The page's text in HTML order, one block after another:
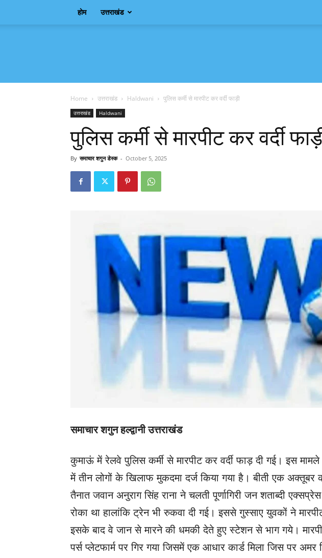
होम उत्तराखंड
Home उत्तराखंड Haldwani पुलिस कर्मी से मारपीट कर वर्दी फाड़ी
उत्तराखंड Haldwani
पुलिस कर्मी से मारपीट कर वर्दी
By समाचार शगुन डेस्क - October 5, 2025
समाचार शगुन हल्द्वानी उत्तराखंड
कुमाऊं में रेलवे पुलिस कर्मी से मारपीट कर वर्दी फाड़ दी गई। इस
में तीन लोगों के खिलाफ मुकदमा दर्ज किया गया है। बीती एक
तैनात जवान अनुराग सिंह राना ने चलती पूर्णागिरी जन शताब्दी
रोका था हालांकि ट्रेन भी रुकवा दी गई। इससे गुस्साए युवकों ने
इसके बाद वे जान से मारने की धमकी देते हुए स्टेशन से भाग गये।
पर्स प्लेटफार्म पर गिर गया जिसमें एक आधार कार्ड मिला जिस पर अमर